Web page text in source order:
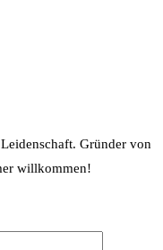
Gründer von
willkommen!